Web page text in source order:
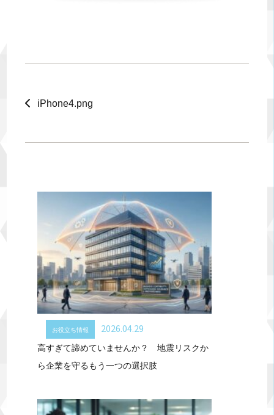
iPhone4.png
お役立ち情報 2026.04.29
高すぎて諦めていませんか？ 地震リスクか
ら企業を守るもう一つの選択肢